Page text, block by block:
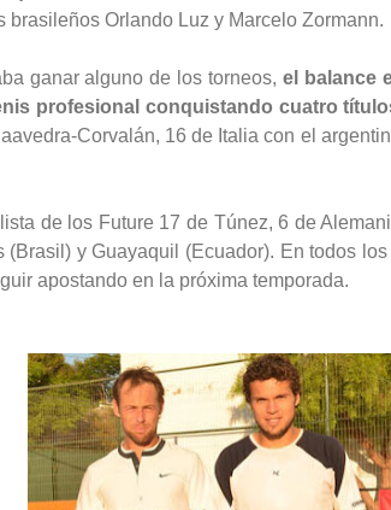
brasileños Orlando Luz y Marcelo Zormann.
ganar alguno de los torneos, el balance
profesional conquistando cuatro
Corvalán, 16 de Italia con el
de los Future 17 de Túnez, 6 de
(Brasil) y Guayaquil (Ecuador). En todos
apostando en la próxima temporada.